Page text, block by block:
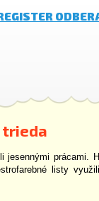
trieda
prácami.
listy